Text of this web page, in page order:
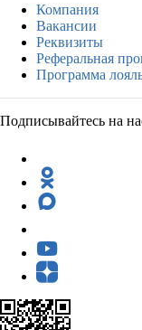
Компания
Вакансии
Реквизиты
Реферальная
Программа
Подписывайтесь на